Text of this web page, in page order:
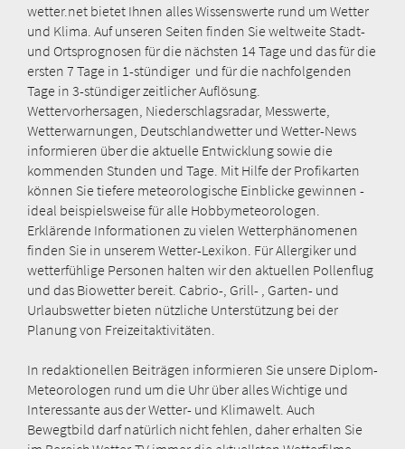
wetter.net bietet Ihnen alles Wissenswerte rund um Wetter
und Klima. Auf unseren Seiten finden Sie weltweite Stadt-
und Ortsprognosen für die nächsten 14 Tage und das für die
ersten 7 Tage in 1-stündiger und für die nachfolgenden
Tage in 3-stündiger zeitlicher Auflösung.
Wettervorhersagen, Niederschlagsradar, Messwerte,
Wetterwarnungen, Deutschlandwetter und Wetter-News
informieren über die aktuelle Entwicklung sowie die
kommenden Stunden und Tage. Mit Hilfe der Profikarten
können Sie tiefere meteorologische Einblicke gewinnen -
ideal beispielsweise für alle Hobbymeteorologen.
Erklärende Informationen zu vielen Wetterphänomenen
finden Sie in unserem Wetter-Lexikon. Für Allergiker und
wetterfühlige Personen halten wir den aktuellen Pollenflug
und das Biowetter bereit. Cabrio-, Grill- , Garten- und
Urlaubswetter bieten nützliche Unterstützung bei der
Planung von Freizeitaktivitäten.
In redaktionellen Beiträgen informieren Sie unsere Diplom-
Meteorologen rund um die Uhr über alles Wichtige und
Interessante aus der Wetter- und Klimawelt. Auch
Bewegtbild darf natürlich nicht fehlen, daher erhalten Sie